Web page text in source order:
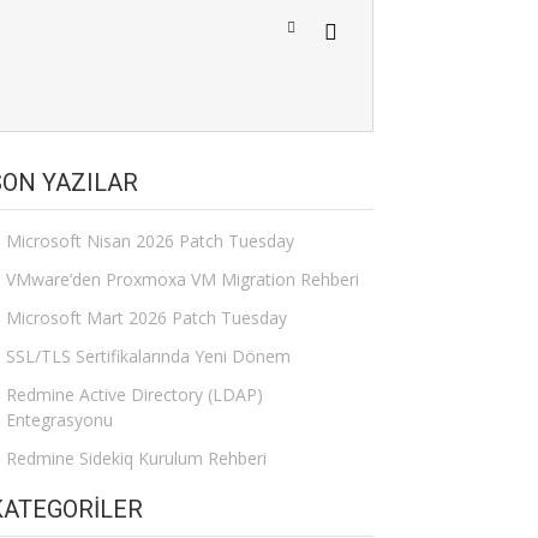
YAZILAR
Microsoft Nisan 2026 Patch Tuesday
VMware’den Proxmoxa VM Migration Rehberi
Microsoft Mart 2026 Patch Tuesday
SSL/TLS Sertifikalarında Yeni Dönem
Redmine Active Directory (LDAP)
Entegrasyonu
Redmine Sidekiq Kurulum Rehberi